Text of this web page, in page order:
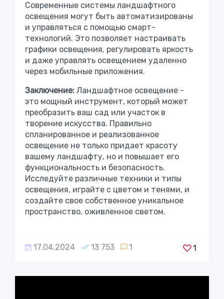
Современные системы ландшафтного
освещения могут быть автоматизированы
и управляться с помощью смарт-
технологий. Это позволяет настраивать
графики освещения, регулировать яркость
и даже управлять освещением удаленно
через мобильные приложения.
Заключение: Ландшафтное освещение -
это мощный инструмент, который может
преобразить ваш сад или участок в
творение искусства. Правильно
спланированное и реализованное
освещение не только придает красоту
вашему ландшафту, но и повышает его
функциональность и безопасность.
Исследуйте различные техники и типы
освещения, играйте с цветом и тенями, и
создайте свое собственное уникальное
пространство, оживленное светом.
17.04.2024 13 753 1 1